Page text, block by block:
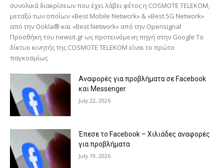
συνολικά διακρίσεων που έχει λάβει φέτος η COSMOTE TELEKOM,
μεταξύ των οποίων «Best Mobile Network» & «Best 5G Network»
από την Ookla® και «Best Network» από την Opensignal
Προσθήκη του newsit.gr ως προτεινόμενη πηγή στην Google Το
δίκτυο κινητής της COSMOTE TELEKOM είναι το πρώτο
παγκοσμίως
Αναφορές για προβλήματα σε Facebook
και Messenger
July 22, 2026
Έπεσε το Facebook – Χιλιάδες αναφορές
για προβλήματα
July 19, 2026